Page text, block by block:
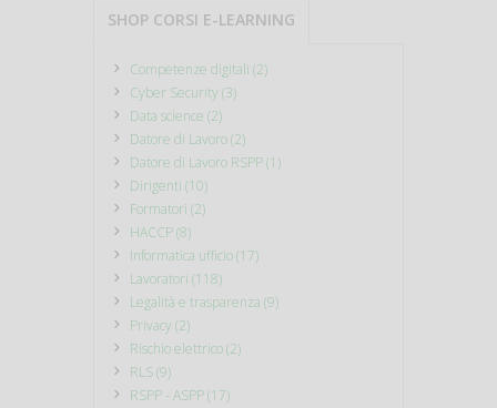
SHOP CORSI E-LEARNING
Competenze digitali (2)
Cyber Security (3)
Data science (2)
Datore di Lavoro (2)
Datore di Lavoro RSPP (1)
Dirigenti (10)
Formatori (2)
HACCP (8)
Informatica ufficio (17)
Lavoratori (118)
Legalità e trasparenza (9)
Privacy (2)
Rischio elettrico (2)
RLS (9)
RSPP - ASPP (17)